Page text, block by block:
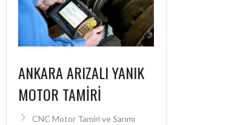
ANKARA ARIZALI YANIK
MOTOR TAMIRI
CNC Motor Tamiri ve Sarımı